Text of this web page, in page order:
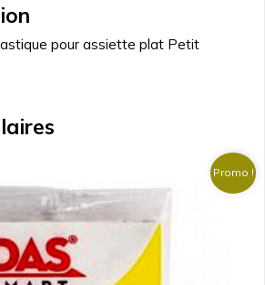
pour assiette plat Petit
Promo !